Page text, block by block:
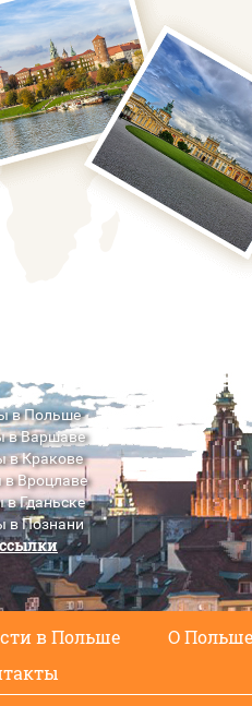
в Польше
в Варшаве
в Кракове
в Вроцлаве
в Гданьске
в Познани
в Люблине
в Польше О Польше